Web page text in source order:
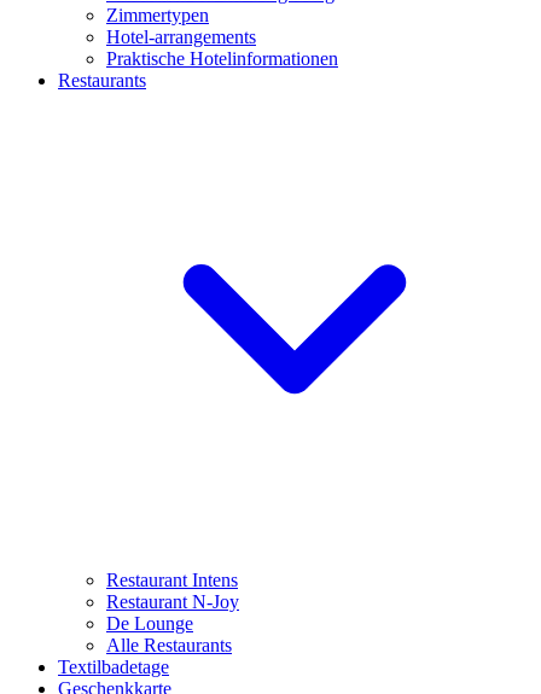
Zimmertypen
Hotel-arrangements
Praktische Hotelinformationen
Restaurants
Restaurant Intens
Restaurant N-Joy
De Lounge
Alle Restaurants
Textilbadetage
Geschenkkarte